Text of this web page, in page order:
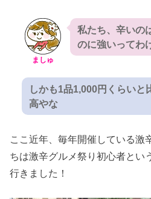
ましゅ
私たち、辛いの
のに強いってわ
しかも1品1,000円くらいと
高やな
ここ近年、毎年開催している激
ちは激辛グルメ祭り初心者とい
行きました！